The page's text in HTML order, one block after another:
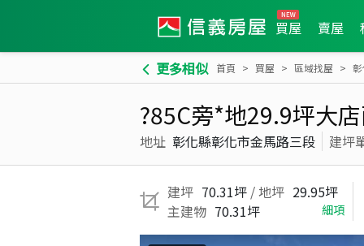
買屋 賣屋
更多相似 首頁 買屋 區域找屋
?85C旁*地29.9坪大
地址 彰化縣彰化市金馬路三段 建坪
建坪 70.31坪 / 地坪 29.95坪
主建物 70.31坪 細項